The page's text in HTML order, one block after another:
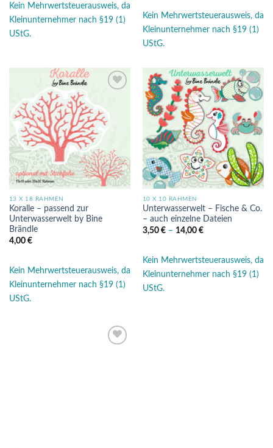
Kein Mehrwertsteuerausweis, da
Kleinunternehmer nach §19 (1)
UStG.
Kein Mehrwertsteuerausweis, da
Kleinunternehmer nach §19 (1)
UStG.
Wunschliste
13 X 18 RAHMEN
Koralle – passend zur
Unterwasserwelt by Bine
Brändle
4,00 €
Kein Mehrwertsteuerausweis, da
Kleinunternehmer nach §19 (1)
UStG.
Auf die
Wunschliste
10 X 10 RAHMEN
Unterwasserwelt – Fische & Co.
– auch einzelne Dateien
3,50 €– 14,00 €
Kein Mehrwertsteuerausweis, da
Kleinunternehmer nach §19 (1)
UStG.